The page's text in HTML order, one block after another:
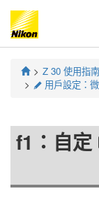
Z 30 使用指南
A 用戶設定：
f1：自定